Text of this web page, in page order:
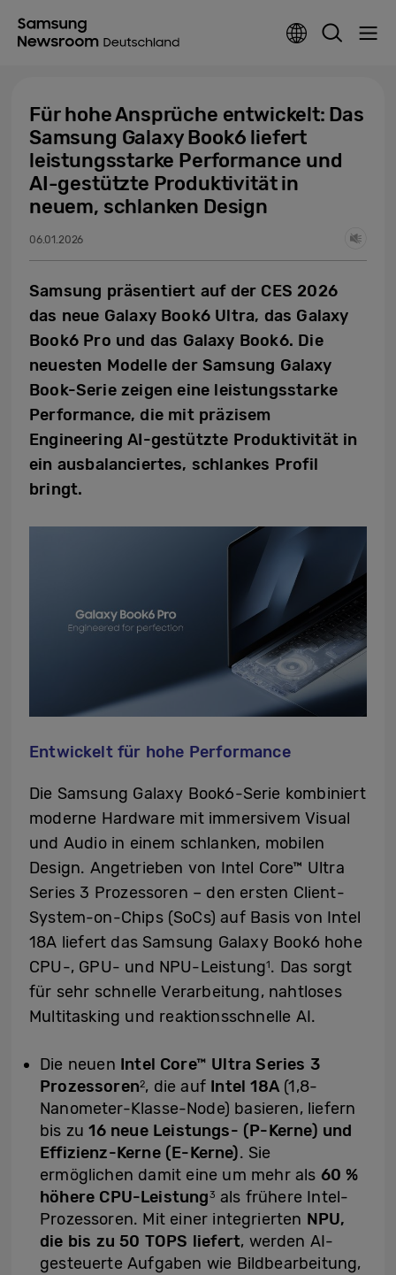
Für hohe Ansprüche entwickelt: Das
Samsung Galaxy Book6 liefert
leistungsstarke Performance und
AI-gestützte Produktivität in
neuem, schlanken Design
06.01.2026
Samsung präsentiert auf der CES 2026
das neue Galaxy Book6 Ultra, das Galaxy
Book6 Pro und das Galaxy Book6. Die
neuesten Modelle der Samsung Galaxy
Book-Serie zeigen eine leistungsstarke
Performance, die mit präzisem
Engineering AI-gestützte Produktivität in
ein ausbalanciertes, schlankes Profil
bringt.
Entwickelt für hohe Performance
Die Samsung Galaxy Book6-Serie kombiniert
moderne Hardware mit immersivem Visual
und Audio in einem schlanken, mobilen
Design. Angetrieben von Intel Core™ Ultra
Series 3 Prozessoren – den ersten Client-
System-on-Chips (SoCs) auf Basis von Intel
18A liefert das Samsung Galaxy Book6 hohe
CPU-, GPU- und NPU-Leistung1. Das sorgt
für sehr schnelle Verarbeitung, nahtloses
Multitasking und reaktionsschnelle AI.
Die neuen Intel Core™ Ultra Series 3
Prozessoren2, die auf Intel 18A(1,8-
Nanometer-Klasse-Node) basieren, liefern
bis zu16 neue Leistungs- (P-Kerne) und
Effizienz-Kerne (E-Kerne). Sie
ermöglichen damit eine um mehr als 60 %
höhere CPU-Leistung3 als frühere Intel-
Prozessoren. Mit einer integrierten NPU,
die bis zu 50 TOPS liefert, werden AI-
gesteuerte Aufgaben wie Bildbearbeitung,